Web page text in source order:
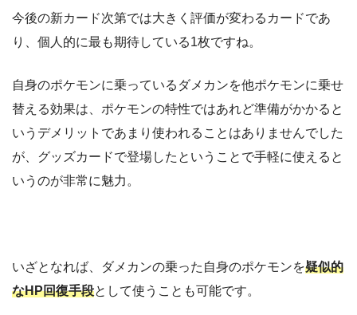
今後の新カード次第では大きく評価が変わるカードであ
り、個人的に最も期待している1枚ですね。
自身のポケモンに乗っているダメカンを他ポケモンに乗せ
替える効果は、ポケモンの特性ではあれど準備がかかると
いうデメリットであまり使われることはありませんでした
が、グッズカードで登場したということで手軽に使えると
いうのが非常に魅力。
いざとなれば、ダメカンの乗った自身のポケモンを疑似的
なHP回復手段として使うことも可能です。